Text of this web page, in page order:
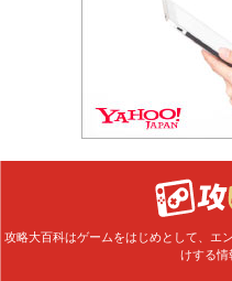
攻略大百科はゲームをはじめとして、エ
けする情